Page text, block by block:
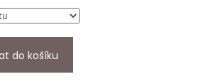
do košíku